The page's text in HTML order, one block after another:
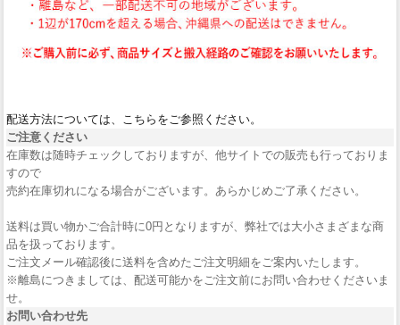
配送方法については、こちらをご参照ください。
ご注意ください
在庫数は随時チェックしておりますが、他サイトでの販売も行っておりま
すので
売約在庫切れになる場合がございます。あらかじめご了承ください。
送料は買い物かご合計時に0円となりますが、弊社では大小さまざまな商
品を扱っております。
ご注文メール確認後に送料を含めたご注文明細をご案内いたします。
※離島につきましては、配送可能かをご注文前にお問い合わせくださいま
せ。
お問い合わせ先